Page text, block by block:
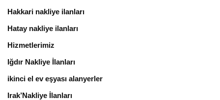
Hakkari nakliye ilanları
Hatay nakliye ilanları
Hizmetlerimiz
Iğdır Nakliye İlanları
ikinci el ev eşyası alanyerler
Irak’Nakliye İlanları